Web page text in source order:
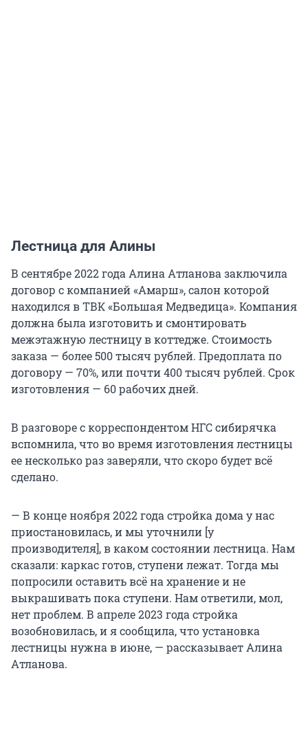
Лестница для Алины
В сентябре 2022 года Алина Атланова заключила
договор с компанией «Амарш», салон которой
находился в ТВК «Большая Медведица». Компания
должна была изготовить и смонтировать
межэтажную лестницу в коттедже. Стоимость
заказа — более 500 тысяч рублей. Предоплата по
договору — 70%, или почти 400 тысяч рублей. Срок
изготовления — 60 рабочих дней.
В разговоре с корреспондентом НГС сибирячка
вспомнила, что во время изготовления лестницы
ее несколько раз заверяли, что скоро будет всё
сделано.
— В конце ноября 2022 года стройка дома у нас
приостановилась, и мы уточнили [у
производителя], в каком состоянии лестница. Нам
сказали: каркас готов, ступени лежат. Тогда мы
попросили оставить всё на хранение и не
выкрашивать пока ступени. Нам ответили, мол,
нет проблем. В апреле 2023 года стройка
возобновилась, и я сообщила, что установка
лестницы нужна в июне, — рассказывает Алина
Атланова.